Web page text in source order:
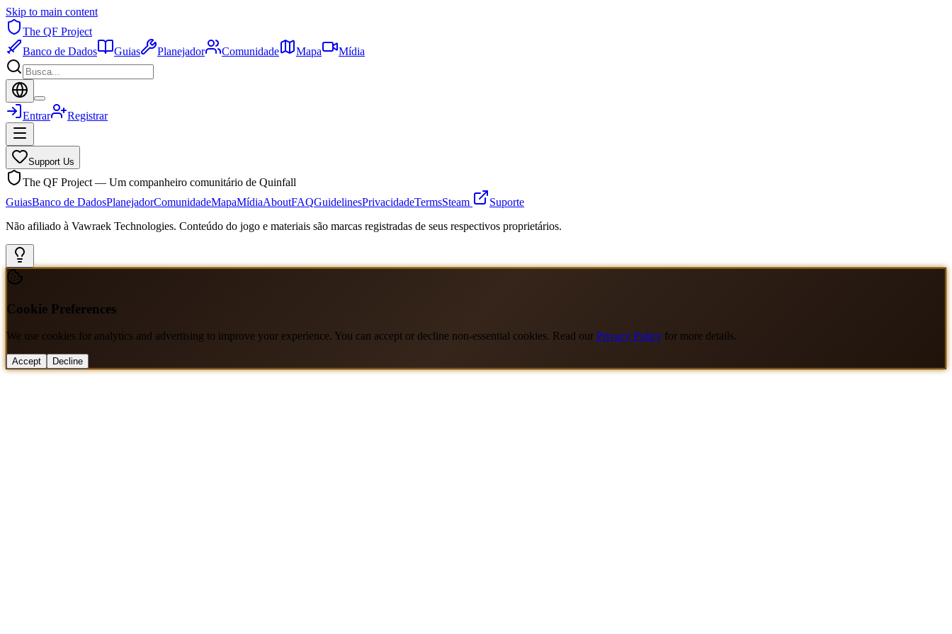
Skip to main content
The QF Project
Banco de Dados
Guias Planejador Comunidade Mapa Mídia
Entrar Registrar
Support Us
The QF Project — Um companheiro comunitário de Quinfall
GuiasBanco de DadosPlanejadorComunidadeMapaMídiaAboutFAQGuidelinesPrivacidadeTermsSteam
Suporte
Não afiliado à Vawraek Technologies. Conteúdo do jogo e materiais são marcas registradas de seus respectivos proprietários.
Cookie Preferences
We use cookies for analytics and advertising to improve your experience. You can accept or decline non-essential cookies. Read our Privacy Policy for more details.
Accept Decline